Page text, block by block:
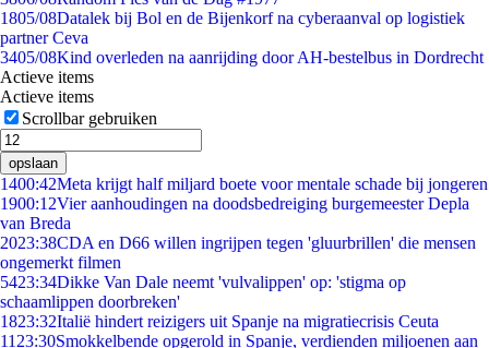
1805/08Datalek bij Bol en de Bijenkorf na cyberaanval op logistiek
partner Ceva
3405/08Kind overleden na aanrijding door AH-bestelbus in Dordrecht
Actieve items
Actieve items
Scrollbar gebruiken
opslaan
1400:42Meta krijgt half miljard boete voor mentale schade bij jongeren
1900:12Vier aanhoudingen na doodsbedreiging burgemeester Depla
van Breda
2023:38CDA en D66 willen ingrijpen tegen 'gluurbrillen' die mensen
ongemerkt filmen
5423:34Dikke Van Dale neemt 'vulvalippen' op: 'stigma op
schaamlippen doorbreken'
1823:32Italië hindert reizigers uit Spanje na migratiecrisis Ceuta
11 23:30Smokkelbende opgerold in Spanje, verdienden miljoenen aan